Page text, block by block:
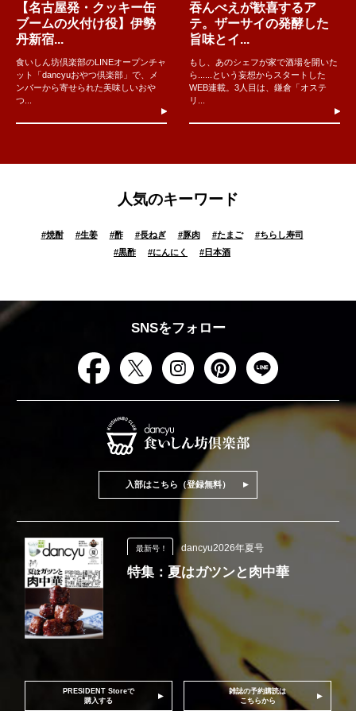
【名古屋発・クッキー缶
ブームの火付け役】伊勢
丹新宿...
食いしん坊倶楽部のLINEオープンチャ
ット「dancyuおやつ倶楽部」で、メ
ンバーから寄せられた美味しいおや
つ...
吞んべえが歓喜するア
テ。ザーサイの発酵した
旨味とイ...
もし、あのシェフが家で酒場を開いた
ら......という妄想からスタートした
WEB連載。3人目は、鎌倉「オステ
リ...
人気のキーワード
#焼酎 #生姜 #酢 #長ねぎ #豚肉 #たまご #ちらし寿司
#黒酢 #にんにく # 日本酒
SNSをフォロー
入部はこちら（登録無料）
最新号！ dancyu2026年夏号
特集：夏はガツンと肉中華
PRESIDENT Storeで
購入する
雑誌の予約購読は
こちらから